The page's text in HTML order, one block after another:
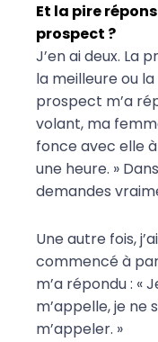
Et la pire
prospect ?
J’en ai deux. La
la meilleure ou
prospect m’a
volant, ma
fonce avec elle
une heure. »
demandes
Une autre fois,
commencé à
m’a répondu : «
m’appelle, je ne
m’appeler. »